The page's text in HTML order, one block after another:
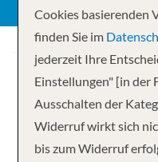
Cookies basierenden
finden Sie im
jederzeit Ihre
Einstellungen" [in der
Ausschalten der
Widerruf wirkt sich
bis zum Widerruf